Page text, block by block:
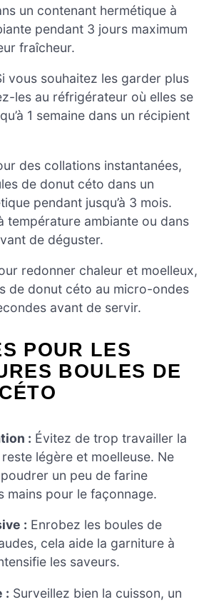
un contenant hermétique à
pendant 3 jours maximum
fraîcheur.
vous souhaitez les garder plus
les au réfrigérateur où elles se
1 semaine dans un récipient
des collations instantanées,
de donut céto dans un
pendant jusqu’à 3 mois.
température ambiante ou dans
de déguster.
redonner chaleur et moelleux,
de donut céto au micro-ondes
avant de servir.
POUR LES
BOULES DE
: Évitez de trop travailler la
reste légère et moelleuse. Ne
un peu de farine
mains pour le façonnage.
: Enrobez les boules de
cela aide la garniture à
les saveurs.
: Surveillez bien la cuisson, un